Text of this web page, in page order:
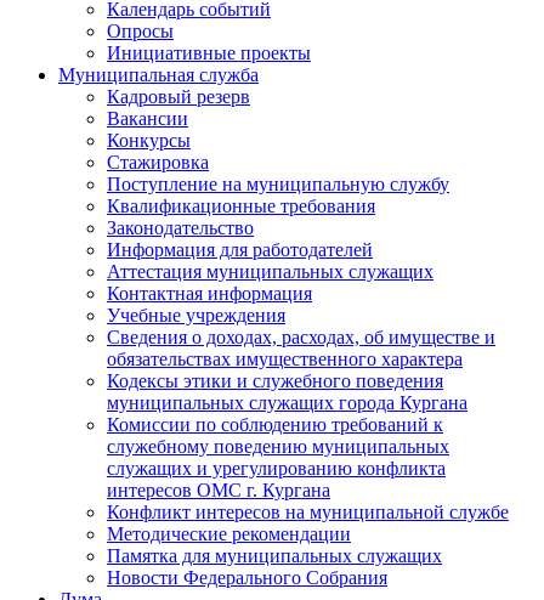
Календарь событий
Опросы
Инициативные проекты
Муниципальная служба
Кадровый резерв
Вакансии
Конкурсы
Стажировка
Поступление на муниципальную службу
Квалификационные требования
Законодательство
Информация для работодателей
Аттестация муниципальных служащих
Контактная информация
Учебные учреждения
Сведения о доходах, расходах, об имуществе и
обязательствах имущественного характера
Кодексы этики и служебного поведения
муниципальных служащих города Кургана
Комиссии по соблюдению требований к
служебному поведению муниципальных
служащих и урегулированию конфликта
интересов ОМС г. Кургана
Конфликт интересов на муниципальной службе
Методические рекомендации
Памятка для муниципальных служащих
Новости Федерального Cобрания